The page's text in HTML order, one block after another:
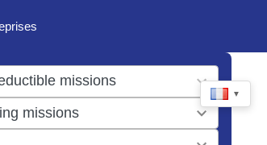
▼